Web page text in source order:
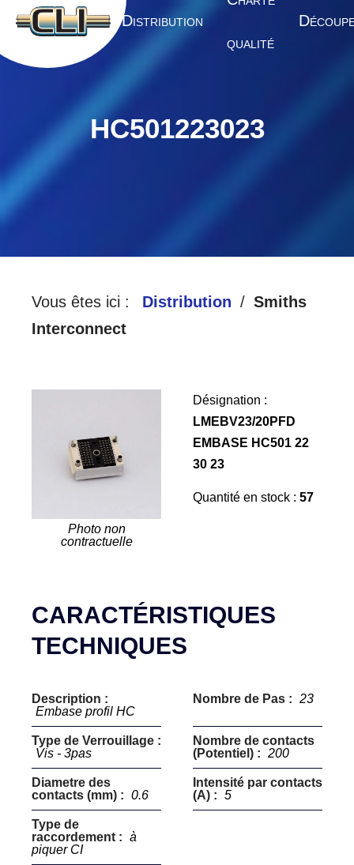
A CCUEIL DISTRIBUTION
QUALITÉ
D
HC501223023
Vous êtes ici : Distribution
Smiths
Interconnect
Photo non
contractuelle
Désignation :
LMEBV23/20PFD
EMBASE HC501 22
30 23
Quantité en stock : 57
CARACTÉRISTIQUES
TECHNIQUES
Description :
Embase profil HC
Nombre de Pas : 23
Type de Verrouillage :
Vis - 3pas
Nombre de contacts
(Potentiel) : 200
Diametre des
contacts (mm) : 0.6
Intensité par contacts
(A) : 5
Type de
raccordement : à
piquer CI